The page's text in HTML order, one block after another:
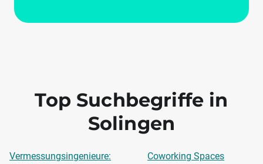
Top Suchbegriffe in
Solingen
Vermessungsingenieure:
Coworking Spaces